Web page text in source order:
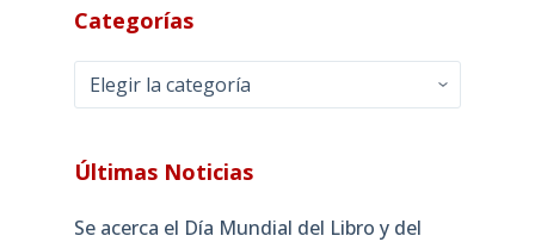
Categorías
Categorías
Últimas Noticias
Se acerca el Día Mundial del Libro y del